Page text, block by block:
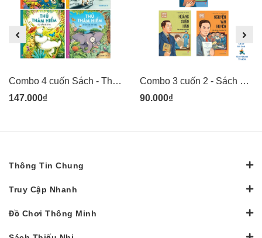
Combo 4 cuốn Sách - Thú thám hiểm: Voi săn lùng côn trùng, Gấu trắng mê cỏ hoa, Sóc phi hành gia, Hổ lặn biển sâu - tranh minh họa đẹp cho thiếu nhi - Kim Đồng
147.000₫
Combo 3 cuốn 2 - Sách Danh nhân khoa học Việt Nam - Lê Văn Thiêm, Hoàng Xuân Hãn, Nguyễn Văn Huyên - Kim Đồng
90.000₫
Thông Tin Chung
Truy Cập Nhanh
Đồ Chơi Thông Minh